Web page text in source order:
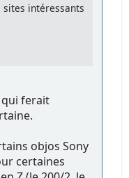
sites intéressants
qui ferait
objos Sony
certaines